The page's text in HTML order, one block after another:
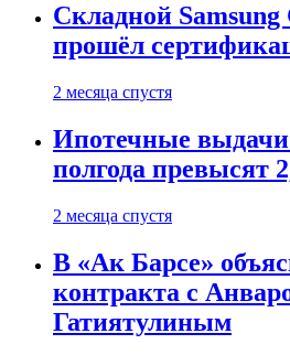
Складной
прошёл
2 месяца спустя
Ипотечные выдачи
полгода превысят
2 месяца спустя
В «Ак Барсе»
контракта с
Гатиятулиным